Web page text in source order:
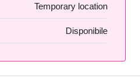
Temporary location
Disponibile